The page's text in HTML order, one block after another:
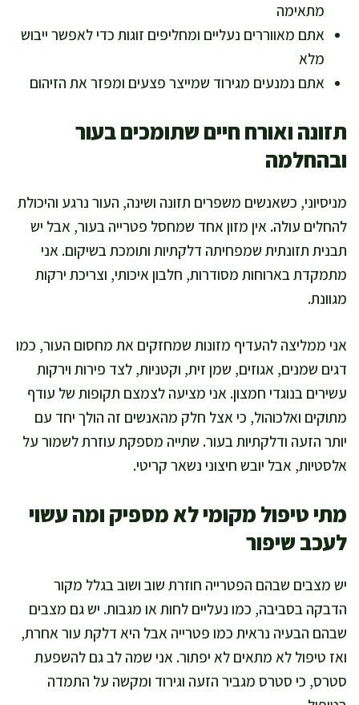
מתאימה
אתם מאווררים נעליים ומחליפים זוגות כדי לאפשר ייבוש
מלא
אתם נמנעים מגירוד שמייצר פצעים ומפזר את הזיהום
תזונה ואורח חיים שתומכים בעור
ובהחלמה
מניסיוני, כשאנשים משפרים תזונה ושינה, העור נרגע והיכולת
להחלים עולה. אין מזון אחד שמחסל פטרייה בעור, אבל יש
תבנית תזונתית שמפחיתה דלקתיות ותומכת בשיקום. אני
מתמקדת בארוחות מסודרות, חלבון איכותי, וצריכת ירקות
מגוונת.
אני ממליצה להעדיף מזונות שמחזקים את מחסום העור, כמו
דגים שמנים, אגוזים, שמן זית, וקטניות, לצד פירות וירקות
עשירים בנוגדי חמצון. אני מציעה לצמצם תקופות של עודף
מתוקים ואלכוהול, כי אצל חלק מהאנשים זה הולך יחד עם
יותר הזעה ודלקתיות בעור. שתייה מספקת עוזרת לשמור על
אלסטיות, אבל יובש חיצוני נשאר קריטי.
מתי טיפול מקומי לא מספיק ומה עשוי
לעכב שיפור
יש מצבים שבהם הפטרייה חוזרת שוב ושוב בגלל מקור
הדבקה בסביבה, כמו נעליים לחות או מגבות. יש גם מצבים
שבהם הבעיה נראית כמו פטרייה אבל היא דלקת עור אחרת,
ואז טיפול לא מתאים לא יפתור. אני שמה לב גם להשפעת
סטרס, כי סטרס מגביר הזעה וגירוד ומקשה על התמדה